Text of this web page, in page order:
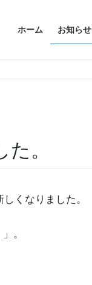
ホーム お知らせ
。
くなりました。
」。